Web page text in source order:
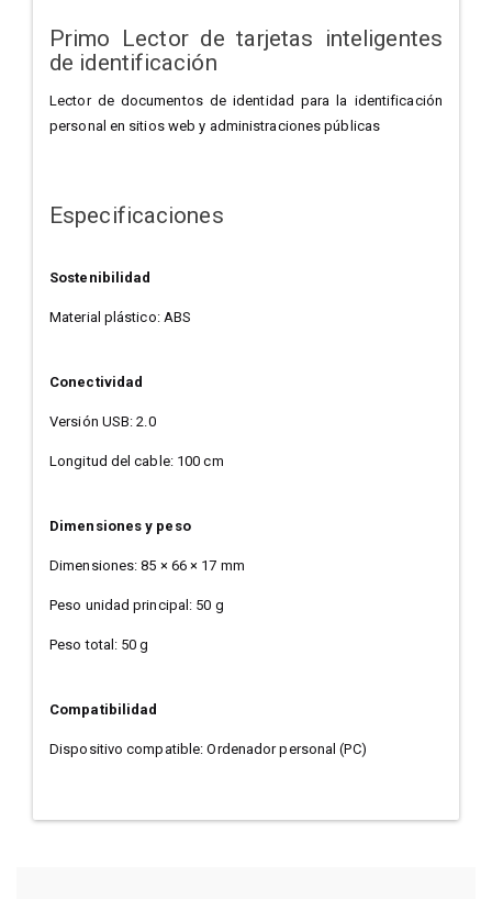
Primo Lector de tarjetas inteligentes
de identificación
Lector de documentos de identidad para la identificación
personal en sitios web y administraciones públicas
Especificaciones
Sostenibilidad
Material plástico: ABS
Conectividad
Versión USB: 2.0
Longitud del cable: 100 cm
Dimensiones y peso
Dimensiones: 85 × 66 × 17 mm
Peso unidad principal: 50 g
Peso total: 50 g
Compatibilidad
Dispositivo compatible: Ordenador personal (PC)